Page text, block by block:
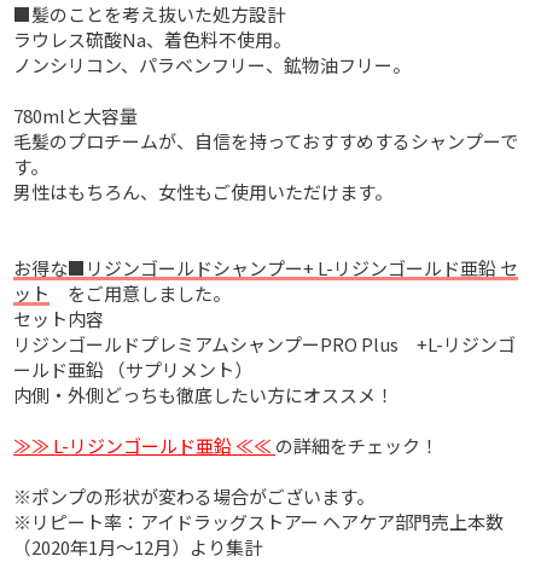
■髪のことを考え抜いた処方設計
ラウレス硫酸Na、着色料不使用。
ノンシリコン、パラベンフリー、鉱物油フリー。
780mlと大容量
毛髪のプロチームが、自信を持っておすすめするシャンプーで
す。
男性はもちろん、女性もご使用いただけます。
お得な■リジンゴールドシャンプー+ L-リジンゴールド亜鉛 セ
ット
をご用意しました。
セット内容
リジンゴールドプレミアムシャンプーPRO Plus +L-リジンゴ
ールド亜鉛 （サプリメント）
内側・外側どっちも徹底したい方にオススメ！
≫≫ L-リジンゴールド亜鉛 ≪≪ の詳細をチェック！
※ポンプの形状が変わる場合がございます。
※リピート率：アイドラッグストアー ヘアケア部門売上本数
（2020年1月～12月）より集計